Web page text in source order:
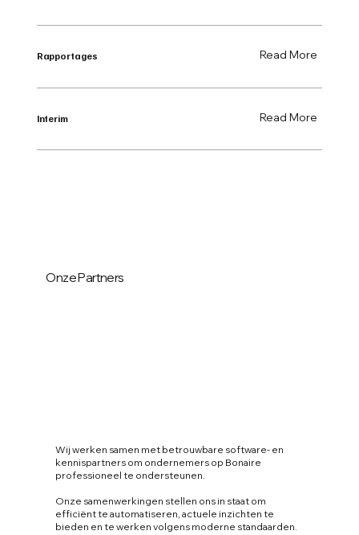
Read More
Rapportages
Read More
Interim
Onze Partners
Wij werken samen met betrouwbare software- en
kennispartners om ondernemers op Bonaire
professioneel te ondersteunen.
Onze samenwerkingen stellen ons in staat om
efficiënt te automatiseren, actuele inzichten te
bieden en te werken volgens moderne standaarden.